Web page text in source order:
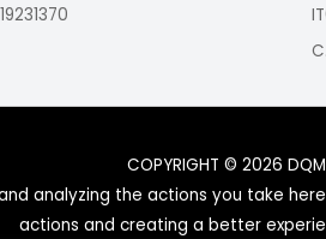
COPYRIGHT © 2026 DQM
analyzing the actions you take
actions and creating a better